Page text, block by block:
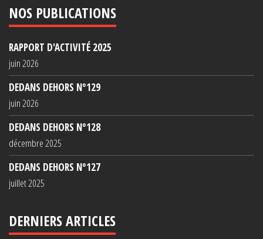
NOS PUBLICATIONS
RAPPORT D'ACTIVITÉ 2025
juin 2026
DEDANS DEHORS N°129
juin 2026
DEDANS DEHORS N°128
décembre 2025
DEDANS DEHORS N°127
juillet 2025
DERNIERS ARTICLES